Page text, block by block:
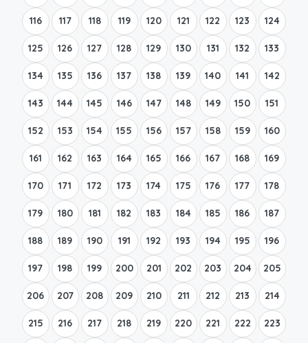
116 117 118 119 120 121 122 123 124
125 126 127 128 129 130 131 132 133
134 135 136 137 138 139 140 141 142
143 144 145 146 147 148 149 150 151
152 153 154 155 156 157 158 159 160
161 162 163 164 165 166 167 168 169
170 171 172 173 174 175 176 177 178
179 180 181 182 183 184 185 186 187
188 189 190 191 192 193 194 195 196
197 198 199 200 201 202 203 204 205
206 207 208 209 210 211 212 213 214
215 216 217 218 219 220 221 222 223